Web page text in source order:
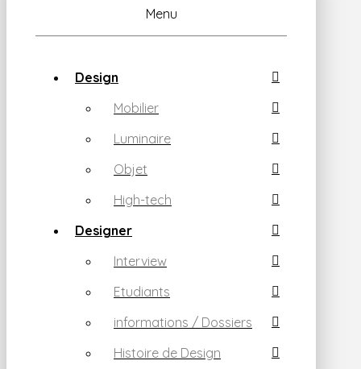
Menu
Design
Mobilier
Luminaire
Objet
High-tech
Designer
Interview
Etudiants
informations / Dossiers
Histoire de Design